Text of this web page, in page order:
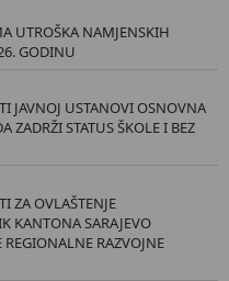
UTROŠKA NAMJENSKIH
GODINU
JAVNOJ USTANOVI OSNOVNA
ZADRŽI STATUS ŠKOLE I BEZ
ZA OVLAŠTENJE
KANTONA SARAJEVO
REGIONALNE RAZVOJNE